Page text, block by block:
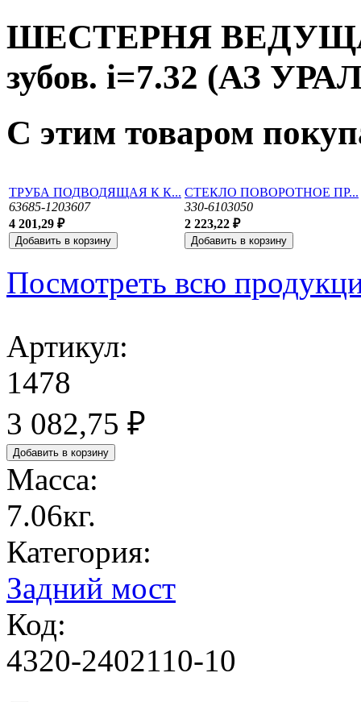
ШЕСТЕРНЯ
зубов. i=7.32 (АЗ
С этим товаром
ТРУБА ПОДВОДЯЩАЯ К К...
63685-1203607
4 201,29 ₽
СТЕКЛО ПОВОРОТНОЕ ПР...
330-6103050
2 223,22 ₽
Посмотреть всю
Артикул:
1478
3 082,75 ₽
Масса:
7.06кг.
Категория:
Задний мост
Код:
4320-2402110-10